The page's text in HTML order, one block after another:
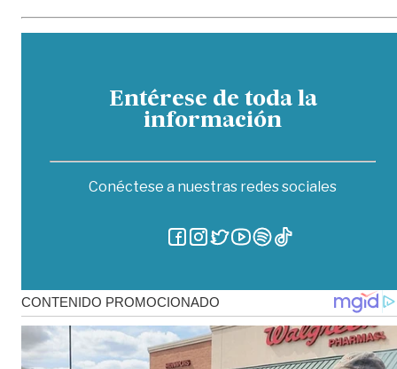
Entérese de toda la
información
Conéctese a nuestras redes sociales